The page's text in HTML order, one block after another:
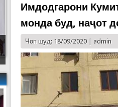
Имдодгарони
монда буд, наҷот
Чоп шуд: 18/09/2020 | admin